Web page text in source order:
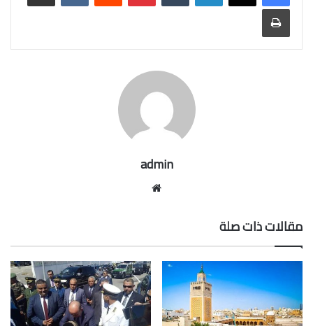
طباعة
admin
مقالات ذات صلة